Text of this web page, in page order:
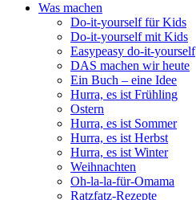
Was machen
Do-it-yourself für Kids
Do-it-yourself mit Kids
Easypeasy do-it-yourself
DAS machen wir heute
Ein Buch – eine Idee
Hurra, es ist Frühling
Ostern
Hurra, es ist Sommer
Hurra, es ist Herbst
Hurra, es ist Winter
Weihnachten
Oh-la-la-für-Omama
Ratzfatz-Rezepte